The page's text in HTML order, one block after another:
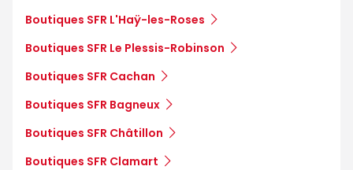
Boutiques SFR L'Haÿ-les-Roses
Boutiques SFR Le Plessis-Robinson
Boutiques SFR Cachan
Boutiques SFR Bagneux
Boutiques SFR Châtillon
Boutiques SFR Clamart